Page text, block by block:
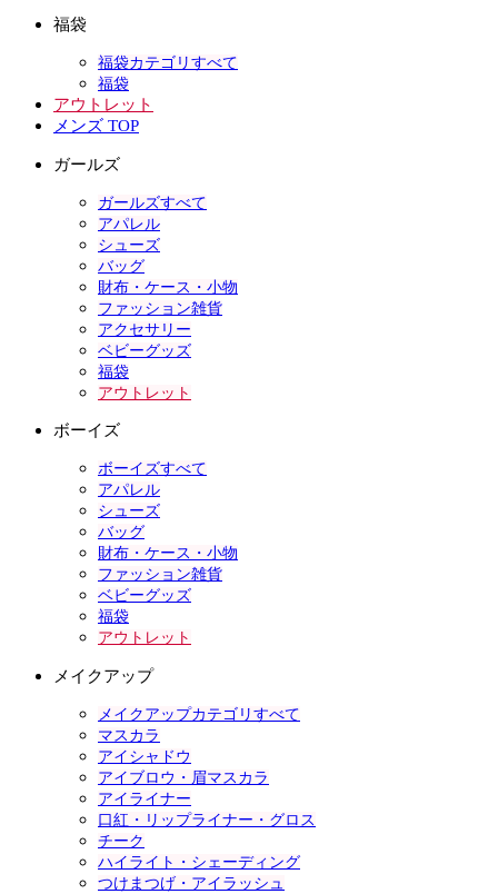
福袋
福袋カテゴリすべて
福袋
アウトレット
メンズ TOP
ガールズ
ガールズすべて
アパレル
シューズ
バッグ
財布・ケース・小物
ファッション雑貨
アクセサリー
ベビーグッズ
福袋
アウトレット
ボーイズ
ボーイズすべて
アパレル
シューズ
バッグ
財布・ケース・小物
ファッション雑貨
ベビーグッズ
福袋
アウトレット
メイクアップ
メイクアップカテゴリすべて
マスカラ
アイシャドウ
アイブロウ・眉マスカラ
アイライナー
口紅・リップライナー・グロス
チーク
ハイライト・シェーディング
つけまつげ・アイラッシュ